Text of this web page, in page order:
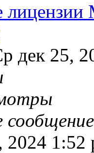
дек 25,
2024 1:52